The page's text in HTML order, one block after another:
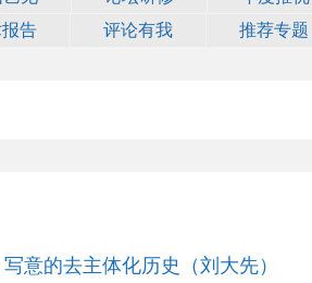
告 评论有我 推荐专题
写意的去主体化历史（刘大先）